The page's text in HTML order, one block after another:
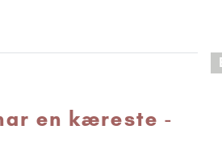
en kæreste -